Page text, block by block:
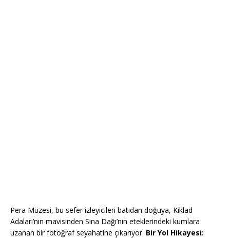
Pera Müzesi, bu sefer izleyicileri batıdan doğuya, Kiklad
Adaları’nın mavisinden Sina Dağı’nın eteklerindeki kumlara
uzanan bir fotoğraf seyahatine çıkarıyor. Bir Yol Hikayesi: